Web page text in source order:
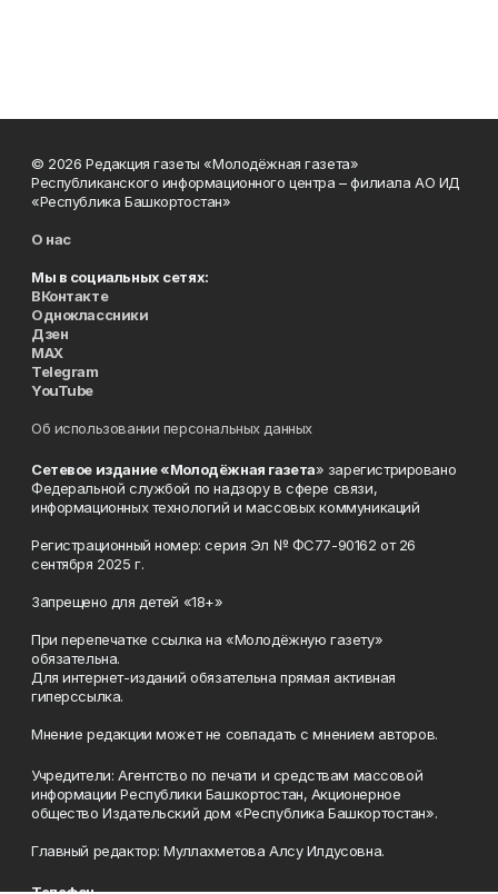
© 2026 Редакция газеты «Молодёжная газета»
Республиканского информационного центра – филиала АО ИД
«Республика Башкортостан»
О нас
Мы в социальных сетях:
ВКонтакте
Одноклассники
Дзен
MAX
Telegram
YouTube
Об использовании персональных данных
Сетевое издание «Молодёжная газета» зарегистрировано
Федеральной службой по надзору в сфере связи,
информационных технологий и массовых коммуникаций
Регистрационный номер: серия Эл № ФС77-90162 от 26
сентября 2025 г.
Запрещено для детей «18+»
При перепечатке ссылка на «Молодёжную газету»
обязательна.
Для интернет-изданий обязательна прямая активная
гиперссылка.
Мнение редакции может не совпадать с мнением авторов.
Учредители: Агентство по печати и средствам массовой
информации Республики Башкортостан, Акционерное
общество Издательский дом «Республика Башкортостан».
Главный редактор: Муллахметова Алсу Илдусовна.